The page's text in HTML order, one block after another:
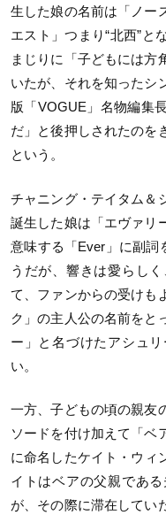
生した娘の名前は「ノー
エスト」つまり“北西”と
まじりに「子どもには方
いたが、それを知ったシ
版「VOGUE」名物編集
だ」と後押しされたのを
という。
チャニング・テイタム＆
誕生した娘は「エヴァリ
意味する「Ever」に副詞
うだが、響きは愛らし
て、ファンからの受けも
ク」の主人公の名前をと
ー」と名づけたアシュ
い。
一方、子どもの頃の親友
ソードを付け加えて「ベ
に命名したケイト・ウ
イトはベアの父親であ
が、その際に滞在してい